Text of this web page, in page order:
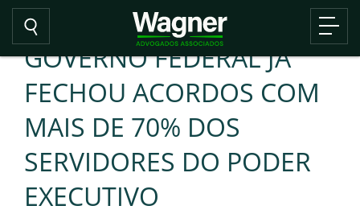
GOVERNO FEDERAL JÁ
FECHOU ACORDOS COM
MAIS DE 70% DOS
SERVIDORES DO PODER
EXECUTIVO